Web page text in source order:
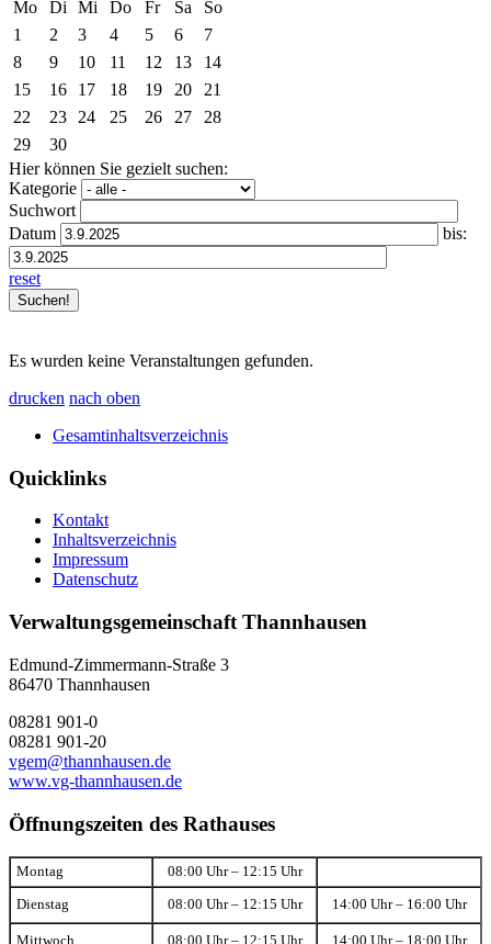
Mo
Di Mi Do Fr Sa
So
1
2 3 4 5 6
7
8
9 10 11 12 13
14
15
16 17 18 19 20
21
22
23 24 25 26 27
28
29
30
Hier können Sie gezielt suchen:
Kategorie
Suchwort
Datum
bis:
reset
Es wurden keine Veranstaltungen gefunden.
drucken nach oben
Gesamtinhaltsverzeichnis
Quicklinks
Kontakt
Inhaltsverzeichnis
Impressum
Datenschutz
Verwaltungsgemeinschaft Thannhausen
Edmund-Zimmermann-Straße 3
86470 Thannhausen
08281 901-0
08281 901-20
vgem@thannhausen.de
www.vg-thannhausen.de
Öffnungszeiten des Rathauses
Montag 08:00 Uhr – 12:15 Uhr
Dienstag 08:00 Uhr – 12:15 Uhr 14:00 Uhr – 16:00 Uhr